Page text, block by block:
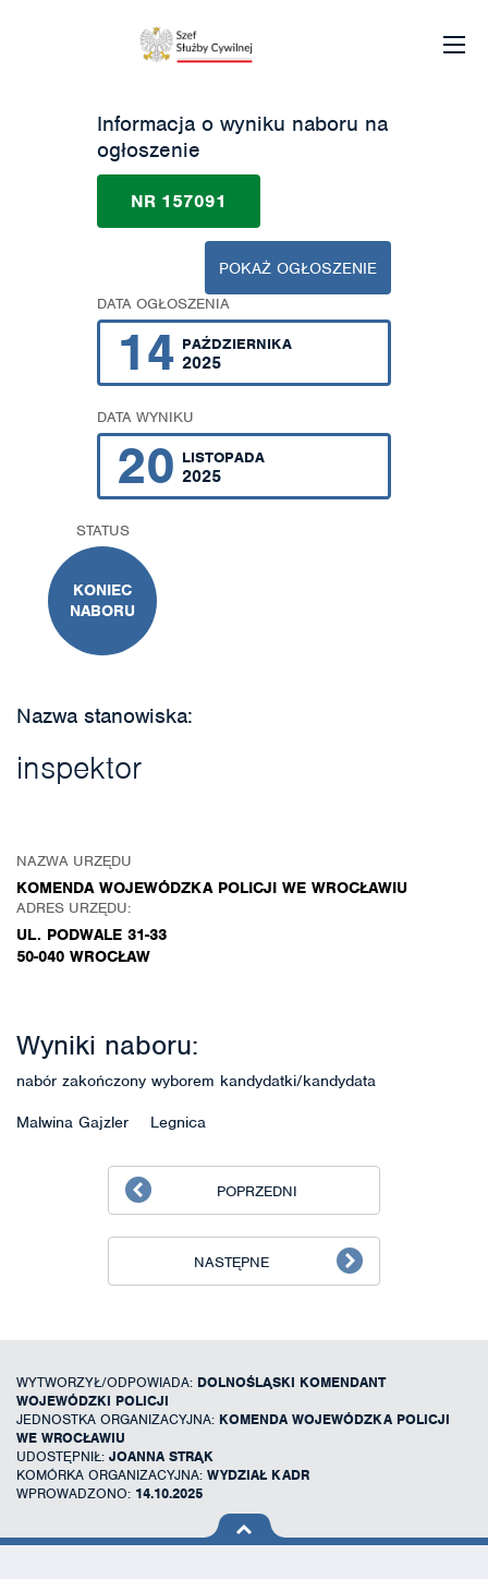
Informacja o wyniku naboru na
ogłoszenie
NR 157091
POKAŻ OGŁOSZENIE
DATA OGŁOSZENIA
14 PAŹDZIERNIKA
2025
DATA WYNIKU
20 LISTOPADA
2025
STATUS
KONIEC
NABORU
Nazwa stanowiska:
inspektor
NAZWA URZĘDU
KOMENDA WOJEWÓDZKA POLICJI WE WROCŁAWIU
ADRES URZĘDU:
UL. PODWALE 31-33
50-040 WROCŁAW
Wyniki naboru:
nabór zakończony wyborem kandydatki/kandydata
Malwina Gajzler Legnica
POPRZEDNI
NASTĘPNE
WYTWORZYŁ/ODPOWIADA: DOLNOŚLĄSKI KOMENDANT
WOJEWÓDZKI POLICJI
JEDNOSTKA ORGANIZACYJNA: KOMENDA WOJEWÓDZKA POLICJI
WE WROCŁAWIU
UDOSTĘPNIŁ: JOANNA STRĄK
KOMÓRKA ORGANIZACYJNA: WYDZIAŁ KADR
WPROWADZONO: 14.10.2025
na górę